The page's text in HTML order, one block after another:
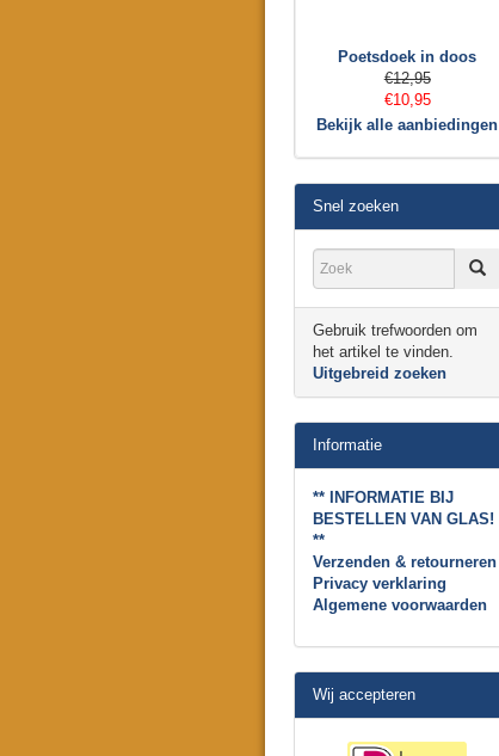
Poetsdoek in doos
€12,95
€10,95
Bekijk alle aanbiedingen
Snel zoeken
Gebruik trefwoorden om
het artikel te vinden.
Uitgebreid zoeken
Informatie
** INFORMATIE BIJ
BESTELLEN VAN GLAS!
**
Verzenden & retourneren
Privacy verklaring
Algemene voorwaarden
Wij accepteren